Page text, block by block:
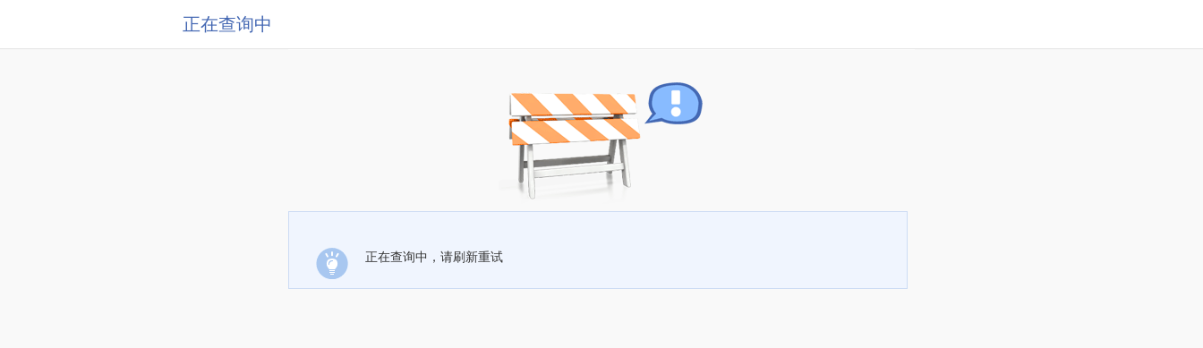
正在查询中
正在查询中，请刷新重试